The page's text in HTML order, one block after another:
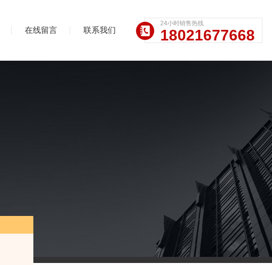
在线留言 联系我们
24小时销售热线
18021677668